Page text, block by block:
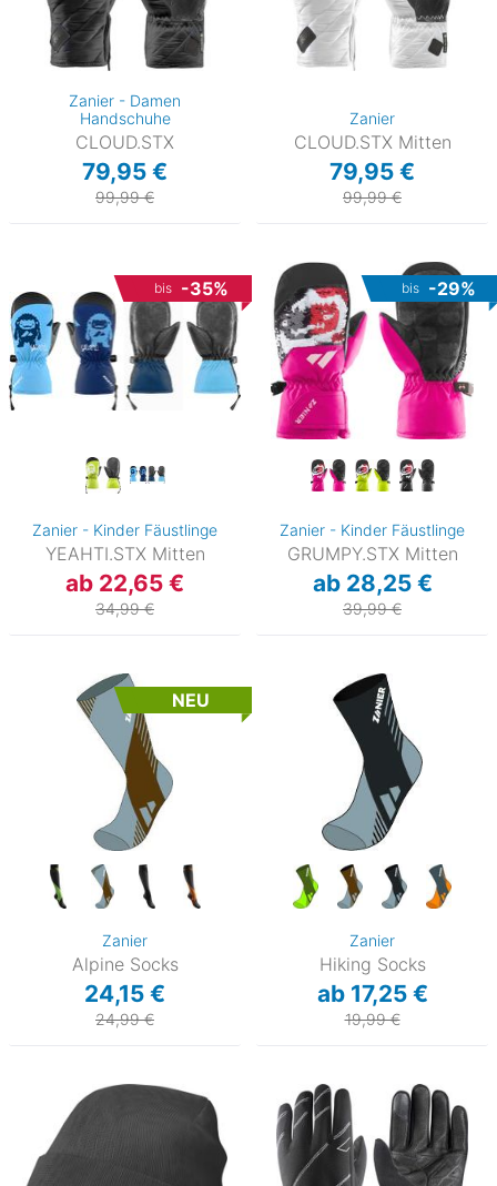
Zanier - Damen
Handschuhe
CLOUD.STX
79,95 €
99,99 €
Zanier
CLOUD.STX Mitten
79,95 €
99,99 €
bis -35%
Zanier - Kinder Fäustlinge
YEAHTI.STX Mitten
ab 22,65 €
34,99 €
bis -29%
Zanier - Kinder Fäustlinge
GRUMPY.STX Mitten
ab 28,25 €
39,99 €
NEU
Zanier
Alpine Socks
24,15 €
24,99 €
Zanier
Hiking Socks
ab 17,25 €
19,99 €